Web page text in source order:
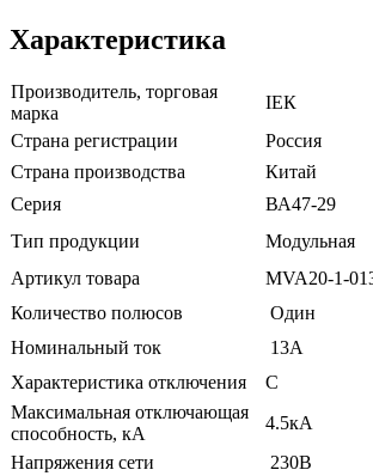
Характеристика
Производитель, торговая
марка
ІЕК
Страна регистрации
Россия
Страна производства
Китай
Серия
ВА47-29
Тип продукции
Модульная
Артикул товара
MVA20-1-
Количество полюсов
Один
Номинальный ток
13А
Характеристика отключения
С
Максимальная отключающая
способность, кА
4.5кА
Напряжения сети
230В